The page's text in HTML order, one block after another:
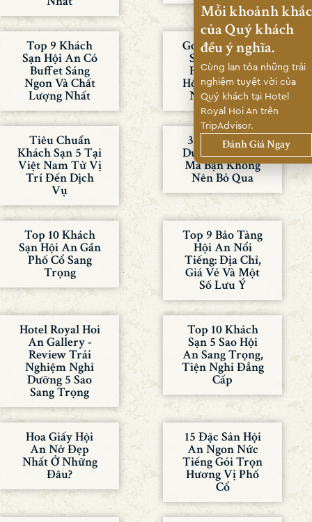
Top 9 Khách
Sạn Hội An Có
Buffet Sáng
Ngon Và Chất
Lượng Nhất
Gợi Ý 10 Khách
Sạn Tổ Chức
Hội Nghị Tại
Hội An Chuyên
Nghiệp Nhất
Tiêu Chuẩn
Khách Sạn 5 Tại
Việt Nam Từ Vị
Trí Đến Dịch
Vụ
30+ Địa Điểm
Du Lịch Hội An
Mà Bạn Không
Nên Bỏ Qua
Top 10 Khách
Sạn Hội An Gần
Phố Cổ Sang
Trọng
Top 9 Bảo Tàng
Hội An Nổi
Tiếng: Địa Chỉ,
Giá Vé Và Một
Số Lưu Ý
Hotel Royal Hoi
An Gallery -
Review Trải
Nghiệm Nghỉ
Dưỡng 5 Sao
Sang Trọng
Top 10 Khách
Sạn 5 Sao Hội
An Sang Trọng,
Tiện Nghi Đẳng
Cấp
Hoa Giấy Hội
An Nở Đẹp
Nhất Ở Những
Đâu?
15 Đặc Sản Hội
An Ngon Nức
Tiếng Gói Trọn
Hương Vị Phố
Cổ
Mỗi khoảnh khắc
của Quý khách
đều ý nghĩa.
Cùng lan tỏa những trải
nghiệm tuyệt vời của
Quý khách tại Hotel
Royal Hoi An trên
TripAdvisor.
Đánh Giá Ngay